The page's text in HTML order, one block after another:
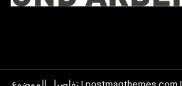
|
postmagthemes.com
|تفاصيل الموضوع